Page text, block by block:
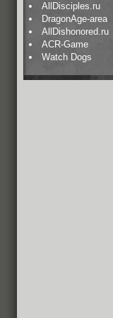
AllDisciples.ru
DragonAge-area
AllDishonored.ru
ACR-Game
Watch Dogs